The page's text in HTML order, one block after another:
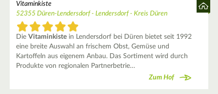
Vitaminkiste
52355 Düren-Lendersdorf - Lendersdorf - Kreis Düren
Die Vitaminkistein Lendersdorf bei Düren bietet seit 1992
eine breite Auswahl an frischem Obst, Gemüse und
Kartoffeln aus eigenem Anbau. Das Sortiment wird durch
Produkte von regionalen Partnerbetrie…
Zum Hof